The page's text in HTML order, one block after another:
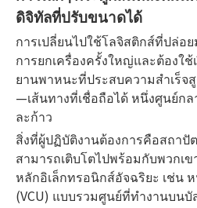
ดิจิทัลที่ปรับขนาดได้
การเปลี่ยนไปใช้โลจิสติกส์ที่ปล่อ
การยกเครื่องครั้งใหญ่และต้องใ
ยานพาหนะที่ประสบความสำเร็จ
—เส้นทางที่เชื่อถือได้ หนึ่งศูนย์ก
ละก้าว
สิ่งที่ผู้ปฏิบัติงานต้องการคือสถาปั
สามารถเติบโตไปพร้อมกับพวกเ
หลักอิเล็กทรอนิกส์อัจฉริยะ เช่น
(VCU) แบบรวมศูนย์ที่ทำงานบน